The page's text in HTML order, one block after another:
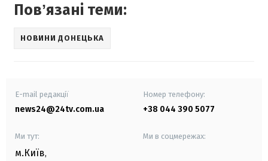
Повʼязані теми:
НОВИНИ ДОНЕЦЬКА
E-mail редакції
news24@24tv.com.ua
Номер телефону:
+38 044 390 5077
Ми тут:
м.Київ,
Ми в соцмережах: